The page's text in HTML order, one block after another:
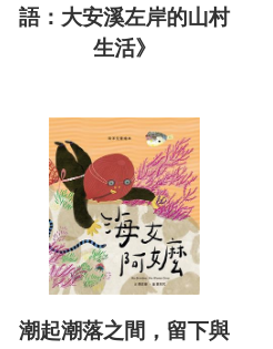
語：大安溪左岸的山村
生活》
潮起潮落之間，留下與